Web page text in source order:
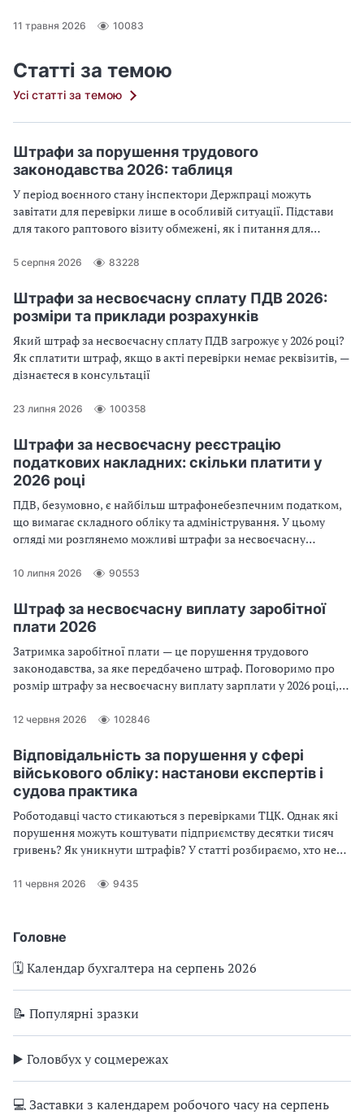
Головне
🗓️ Календар бухгалтера на серпень 2026
📝 Популярні зразки
▶️ Головбух у соцмережах
💻 Заставки з календарем робочого часу на серпень
11 травня 2026 10083
Статті за темою
Усі статті за темою
Штрафи за порушення трудового
законодавства 2026: таблиця
У період воєнного стану інспектори Держпраці можуть
завітати для перевірки лише в особливій ситуації. Підстави
для такого раптового візиту обмежені, як і питання для
провести позапланову перевірку, і розміри трудових штрафів
5 серпня 2026 83228
Штрафи за несвоєчасну сплату ПДВ 2026:
розміри та приклади розрахунків
Який штраф за несвоєчасну сплату ПДВ загрожує у 2026 році?
Як сплатити штраф, якщо в акті перевірки немає реквізитів, —
дізнаєтеся в консультації
23 липня 2026 100358
Штрафи за несвоєчасну реєстрацію
податкових накладних: скільки платити у
2026 році
ПДВ, безумовно, є найбільш штрафонебезпечним податком,
що вимагає складного обліку та адміністрування. У цьому
огляді ми розглянемо можливі штрафи за несвоєчасну
розрахунків
10 липня 2026 90553
Штраф за несвоєчасну виплату заробітної
плати 2026
Затримка заробітної плати — це порушення трудового
законодавства, за яке передбачено штраф. Поговоримо про
розмір штрафу за несвоєчасну виплату зарплати у 2026 році,
12 червня 2026 102846
Відповідальність за порушення у сфері
військового обліку: настанови експертів і
судова практика
Роботодавці часто стикаються з перевірками ТЦК. Однак які
порушення можуть коштувати підприємству десятки тисяч
гривень? Як уникнути штрафів? У статті розбираємо, хто несе
та чи підсумовують штрафи за кожне порушення
11 червня 2026 9435